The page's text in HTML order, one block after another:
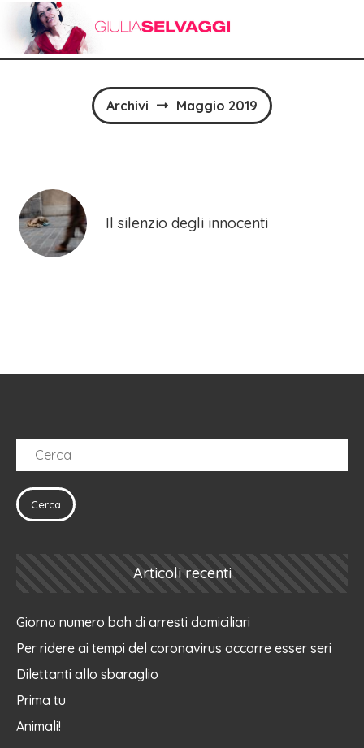
Archivi Maggio 2019
Il silenzio degli innocenti
Articoli recenti
Giorno numero boh di arresti domiciliari
Per ridere ai tempi del coronavirus occorre esser seri
Dilettanti allo sbaraglio
Prima tu
Animali!